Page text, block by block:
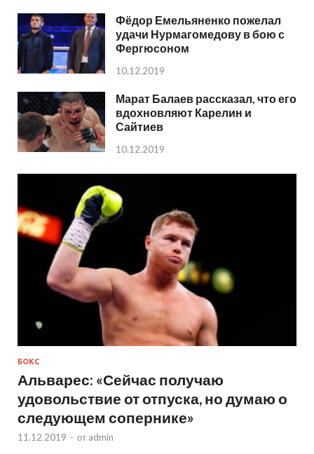
Фёдор Емельяненко пожелал
удачи Нурмагомедову в бою с
Фергюсоном
10.12.2019
Марат Балаев рассказал, что его
вдохновляют Карелин и
Сайтиев
10.12.2019
БОКС
Альварес: «Сейчас получаю
удовольствие от отпуска, но думаю о
следующем сопернике»
11.12.2019 - от admin